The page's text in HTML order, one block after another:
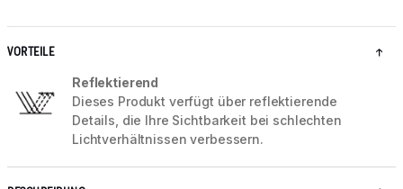
VORTEILE
Reflektierend
Dieses Produkt verfügt über reflektierende
Details, die Ihre Sichtbarkeit bei schlechten
Lichtverhältnissen verbessern.